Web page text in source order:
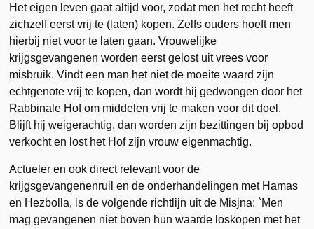
Het eigen leven gaat altijd voor, zodat men het recht heeft
zichzelf eerst vrij te (laten) kopen. Zelfs ouders hoeft men
hierbij niet voor te laten gaan. Vrouwelijke
krijgsgevangenen worden eerst gelost uit vrees voor
misbruik. Vindt een man het niet de moeite waard zijn
echtgenote vrij te kopen, dan wordt hij gedwongen door het
Rabbinale Hof om middelen vrij te maken voor dit doel.
Blijft hij weigerachtig, dan worden zijn bezittingen bij opbod
verkocht en lost het Hof zijn vrouw eigenmachtig.
Actueler en ook direct relevant voor de
krijgsgevangenenruil en de onderhandelingen met Hamas
en Hezbolla, is de volgende richtlijn uit de Misjna: `Men
mag gevangenen niet boven hun waarde loskopen met het